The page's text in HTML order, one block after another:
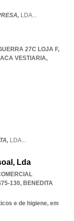
LDA...
27C LOJA F,
VESTIARIA,
LDA...
Lda
130, BENEDITA
e de higiene, em